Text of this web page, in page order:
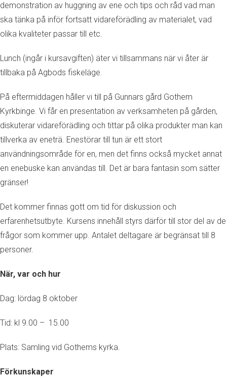
demonstration av huggning av ene och tips och råd vad man
ska tänka på inför fortsatt vidareförädling av materialet, vad
olika kvaliteter passar till etc.
Lunch (ingår i kursavgiften) äter vi tillsammans när vi åter är
tillbaka på Agbods fiskeläge.
På eftermiddagen håller vi till på Gunnars gård Gothem
Kyrkbinge. Vi får en presentation av verksamheten på gården,
diskuterar vidareförädling och tittar på olika produkter man kan
tillverka av eneträ. Enestörar till tun är ett stort
användningsområde för en, men det finns också mycket annat
en enebuske kan användas till. Det är bara fantasin som sätter
gränser!
Det kommer finnas gott om tid för diskussion och
erfarenhetsutbyte. Kursens innehåll styrs därför till stor del av de
frågor som kommer upp. Antalet deltagare är begränsat till 8
personer.
När, var och hur
Dag: lördag 8 oktober
Tid: kl 9.00 – 15.00
Plats: Samling vid Gothems kyrka.
Förkunskaper